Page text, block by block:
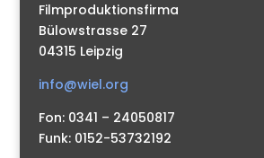
Filmproduktionsfirma
Bülowstrasse 27
04315 Leipzig
info@wiel.org
Fon: 0341 – 24050817
Funk: 0152-53732192